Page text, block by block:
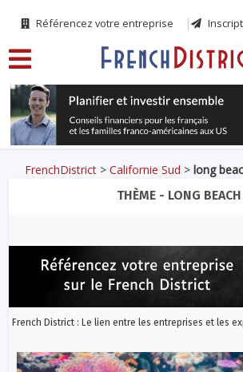
Référencez votre entreprise
FrenchDistrict >Californie Sud >long
THÈME - LONG BEACH
French District : Le lien entre les entreprises et les